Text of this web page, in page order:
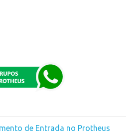
de Entrada no Protheus